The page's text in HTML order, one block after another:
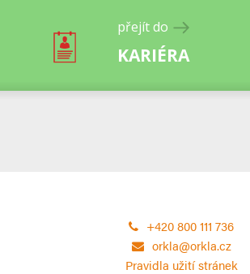
přejít do
KARIÉRA
+420 800 111 736
orkla@orkla.cz
Pravidla užití stránek